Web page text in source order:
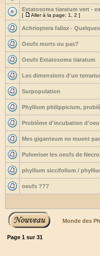
Extatosoma tiaratum vert -
[ Aller à la page: 1 2 ]
Achrioptera fallax -
Oeufs morts ou pas?
Oeufs Extatosoma tiaratum
Les dimensions d'un
Surpopulation
Phyllium philippicium,
Problème d'incubation
Mes giganteum ne muent
Pulveriser les oeufs de
phyllium siccifolium /
oeufs ???
Monde des
Page 1 sur31